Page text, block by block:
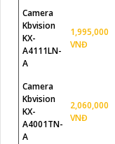
Camera
Kbvision
KX-
A4111LN-
A
1,995,000
VNĐ
Camera
Kbvision
KX-
A4001TN-
A
2,060,000
VNĐ